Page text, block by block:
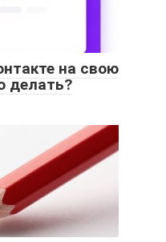
на свою
делать?